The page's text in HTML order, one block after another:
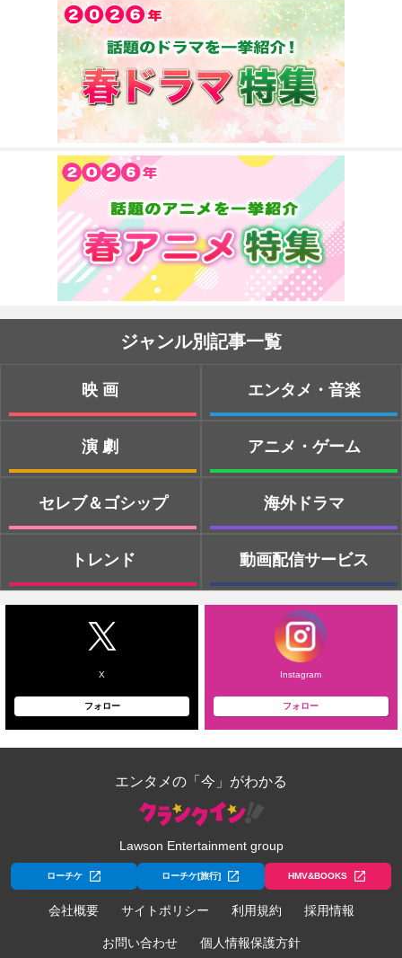
ジャンル別記事一覧
映画
演劇
セレブ＆ゴシップ
トレンド
エンタメ・音楽
アニメ・ゲーム
海外ドラマ
動画配信サービス
X
フォロー
Instagram
フォロー
エンタメの「今」がわかる
Lawson Entertainment group
ローチケ ローチケ[旅行] HMV&BOOKS
会社概要 サイトポリシー 利用規約 採用情報
お問い合わせ 個人情報保護方針